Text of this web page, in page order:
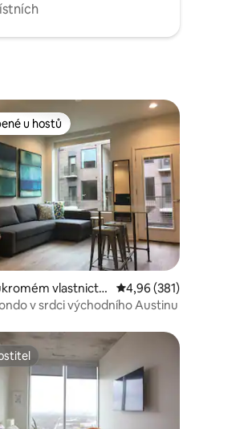
z 5, 108 hodnocení
v kategorii Oblíbené u hostů
u hostů
vlastnictví
Austin
Průměrné hodnocení
4,96 (381)
v srdci východního Austinu